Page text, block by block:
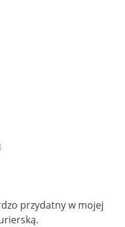
przydatny w mojej